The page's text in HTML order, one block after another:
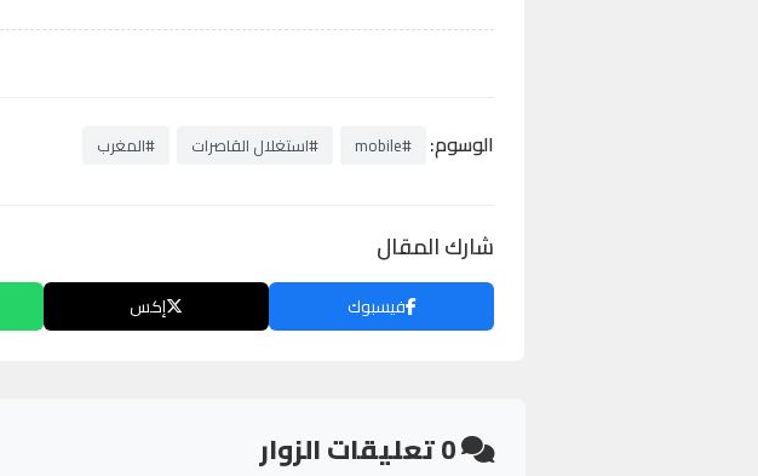
الوسوم: #mobile #استغلال القاصرات #المغرب
شارك المقال
فيسبوك إكس
0تعليقات الزوار